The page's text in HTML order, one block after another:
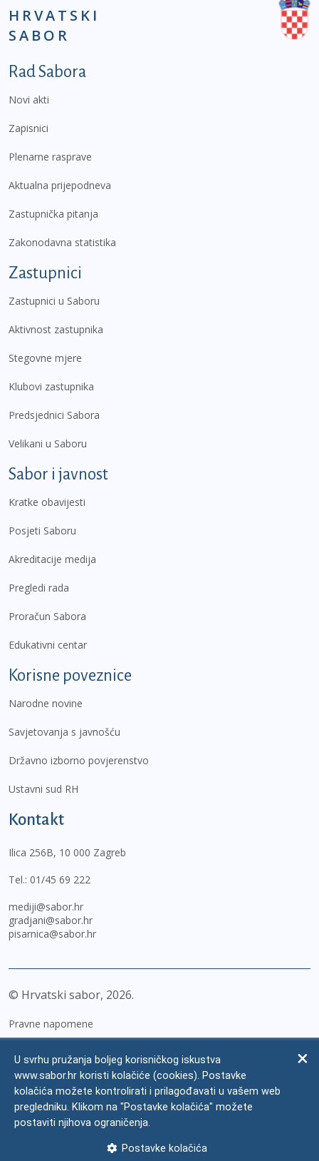
HRVATSKI
SABOR
Podnožje prvi izbornik
Rad Sabora
Novi akti
Zapisnici
Plenarne rasprave
Aktualna prijepodneva
Zastupnička pitanja
Zakonodavna statistika
Zastupnici
Zastupnici u Saboru
Aktivnost zastupnika
Stegovne mjere
Klubovi zastupnika
Predsjednici Sabora
Velikani u Saboru
Sabor i javnost
Kratke obavijesti
Posjeti Saboru
Akreditacije medija
Pregledi rada
Proračun Sabora
Edukativni centar
Korisne poveznice
Narodne novine
Savjetovanja s javnošću
Državno izborno povjerenstvo
Ustavni sud RH
Kontakt
Ilica 256B, 10 000 Zagreb
Tel.: 01/45 69 222
mediji@sabor.hr
gradjani@sabor.hr
pisarnica@sabor.hr
© Hrvatski sabor, 2026
Pravne napomene
Zaštita osobnih podataka
Impressum
Česta pitanja
U svrhu pružanja boljeg korisničkog iskustva
www.sabor.hr koristi kolačiće (cookies). Postavke
kolačića možete kontrolirati i prilagođavati u vašem web
pregledniku. Klikom na "Postavke kolačića" možete
postaviti njihova ograničenja.
Postavke kolačića